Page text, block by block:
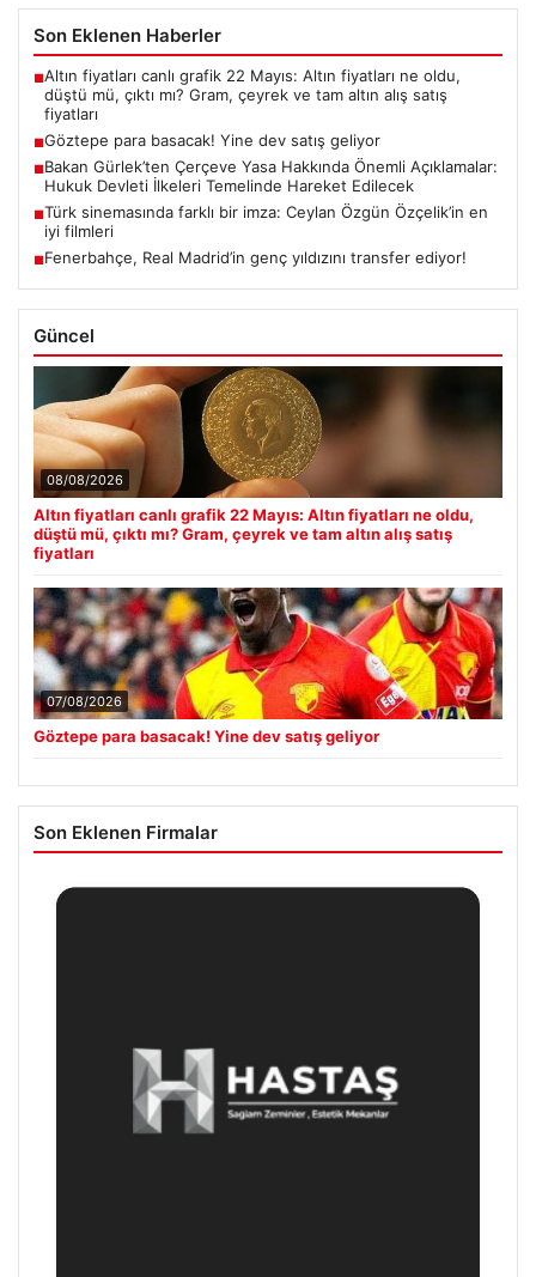
Son Eklenen Haberler
■Altın fiyatları canlı grafik 22 Mayıs: Altın fiyatları ne oldu,
düştü mü, çıktı mı? Gram, çeyrek ve tam altın alış satış
fiyatları
■Göztepe para basacak! Yine dev satış geliyor
■Bakan Gürlek’ten Çerçeve Yasa Hakkında Önemli Açıklamalar:
Hukuk Devleti İlkeleri Temelinde Hareket Edilecek
■Türk sinemasında farklı bir imza: Ceylan Özgün Özçelik’in en
iyi filmleri
■Fenerbahçe, Real Madrid’in genç yıldızını transfer ediyor!
Güncel
08/08/2026
Altın fiyatları canlı grafik 22 Mayıs: Altın fiyatları ne oldu,
düştü mü, çıktı mı? Gram, çeyrek ve tam altın alış satış
fiyatları
07/08/2026
Göztepe para basacak! Yine dev satış geliyor
Son Eklenen Firmalar